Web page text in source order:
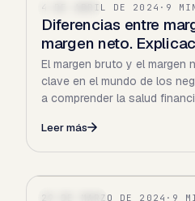
4 DE ABRIL DE 2024 · 9
Diferencias entre
margen neto.
El margen bruto y el
clave en el mundo de los
a comprender la salud
Leer más
29 DE MARZO DE 2024 · 9